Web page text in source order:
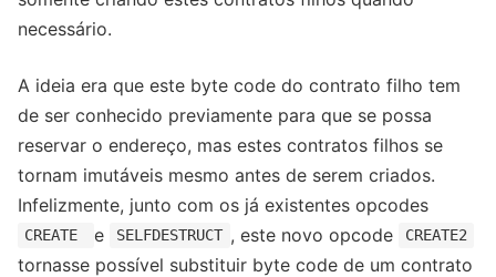
necessário.
A ideia era que este byte code do contrato filho tem
de ser conhecido previamente para que se possa
reservar o endereço, mas estes contratos filhos se
tornam imutáveis mesmo antes de serem criados.
Infelizmente, junto com os já existentes opcodes
CREATE e SELFDESTRUCT , este novo opcode CREATE2
tornasse possível substituir byte code de um contrato